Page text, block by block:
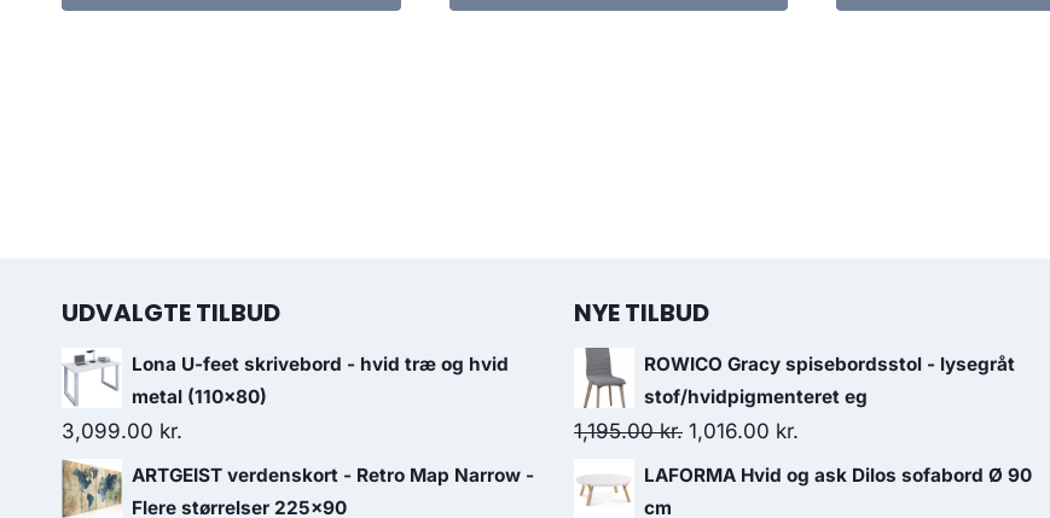
UDVALGTE TILBUD
Lona U-feet skrivebord - hvid træ og hvid
metal (110x80)
3,099.00 kr.
ARTGEIST verdenskort - Retro Map Narrow -
Flere størrelser 225x90
NYE TILBUD
ROWICO Gracy spisebordsstol - lysegråt
stof/hvidpigmenteret eg
1,195.00kr. 1,016.00 kr.
LAFORMA Hvid og ask Dilos sofabord Ø 90
cm